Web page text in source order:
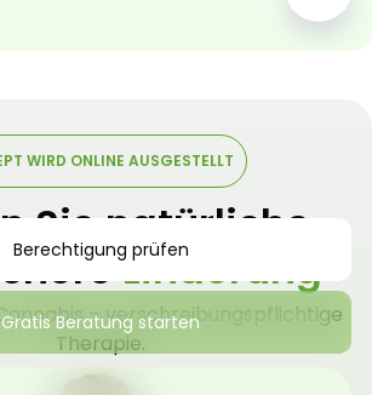
WIRD ONLINE AUSGESTELLT
Sie natürliche
Linderung
– verschreibungspflichtige
Therapie.
Berechtigung prüfen
Gratis Beratung starten